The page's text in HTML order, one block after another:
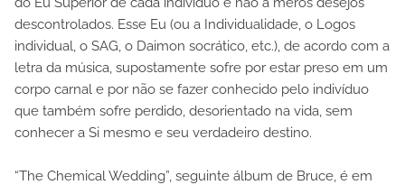
descontrolados. Esse Eu (ou a Individualidade, o Logos
individual, o SAG, o Daimon socrático, etc.), de acordo com a
letra da música, supostamente sofre por estar preso em um
corpo carnal e por não se fazer conhecido pelo indivíduo
que também sofre perdido, desorientado na vida, sem
conhecer a Si mesmo e seu verdadeiro destino.
“The Chemical Wedding”, seguinte álbum de Bruce, é em